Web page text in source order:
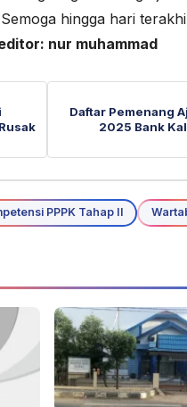
hingga hari
nur muhammad
Daftar Pemenang
2025 Bank
PPPK Tahap II